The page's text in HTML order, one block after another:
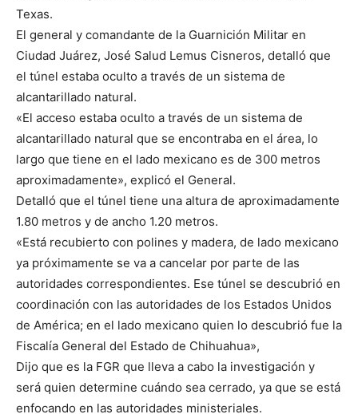
Texas.
El general y comandante de la Guarnición Militar en
Ciudad Juárez, José Salud Lemus Cisneros, detalló que
el túnel estaba oculto a través de un sistema de
alcantarillado natural.
«El acceso estaba oculto a través de un sistema de
alcantarillado natural que se encontraba en el área, lo
largo que tiene en el lado mexicano es de 300 metros
aproximadamente», explicó el General.
Detalló que el túnel tiene una altura de aproximadamente
1.80 metros y de ancho 1.20 metros.
«Está recubierto con polines y madera, de lado mexicano
ya próximamente se va a cancelar por parte de las
autoridades correspondientes. Ese túnel se descubrió en
coordinación con las autoridades de los Estados Unidos
de América; en el lado mexicano quien lo descubrió fue la
Fiscalía General del Estado de Chihuahua»,
Dijo que es la FGR que lleva a cabo la investigación y
será quien determine cuándo sea cerrado, ya que se está
enfocando en las autoridades ministeriales.